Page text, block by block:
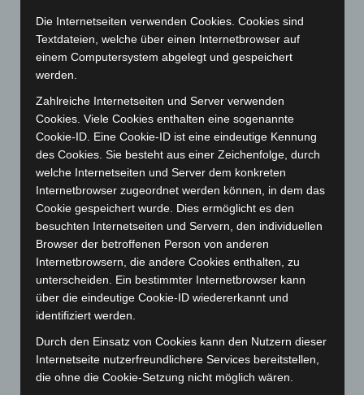
April 2026(99)
März 2026(115)
Februar 2026
Januar 2026
(122)
Dezember 2025 (103)
November 2025(114)
Oktober 2025(112)
September 2025(93)
August 2025(90)
Juli 2025(90)
Juni 2025(103)
Mai 2025
(112)
April 2025(88)
März 2025(111)
Februar 2025(96)
Die Internetseiten verwenden Cookies. Cookies sind
Textdateien, welche über einen Internetbrowser auf
einem Computersystem abgelegt und gespeichert
werden.
Zahlreiche Internetseiten und Server verwenden
Cookies. Viele Cookies enthalten eine sogenannte
Cookie-ID. Eine Cookie-ID ist eine eindeutige Kennung
des Cookies. Sie besteht aus einer Zeichenfolge, durch
welche Internetseiten und Server dem konkreten
Internetbrowser zugeordnet werden können, in dem das
Cookie gespeichert wurde. Dies ermöglicht es den
besuchten Internetseiten und Servern, den individuellen
Browser der betroffenen Person von anderen
Internetbrowsern, die andere Cookies enthalten, zu
unterscheiden. Ein bestimmter Internetbrowser kann
über die eindeutige Cookie-ID wiedererkannt und
identifiziert werden.
Durch den Einsatz von Cookies kann den Nutzern dieser
Internetseite nutzerfreundlichere Services bereitstellen,
die ohne die Cookie-Setzung nicht möglich wären.